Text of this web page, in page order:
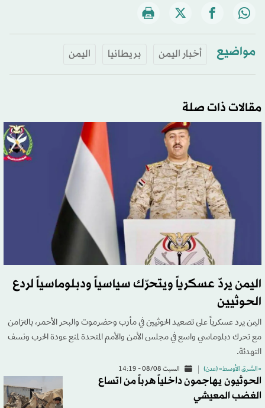
مواضيع أخبار اليمن بريطانيا اليمن
مقالات ذات صلة
اليمن يردّ عسكرياً ويتحرّك سياسياً ودبلوماسياً لردع
الحوثيين
اليمن يرد عسكرياً على تصعيد الحوثيين في مأرب وحضرموت والبحر الأحمر، بالتزامن
مع تحرك دبلوماسي واسع في مجلس الأمن والأمم المتحدة لمنع عودة الحرب ونسف
التهدئة.
«الشرق الأوسط» (عدن) السبت 08/08 - 14:19
الحوثيون يهاجمون داخلياً هرباً من اتساع
الغضب المعيشي